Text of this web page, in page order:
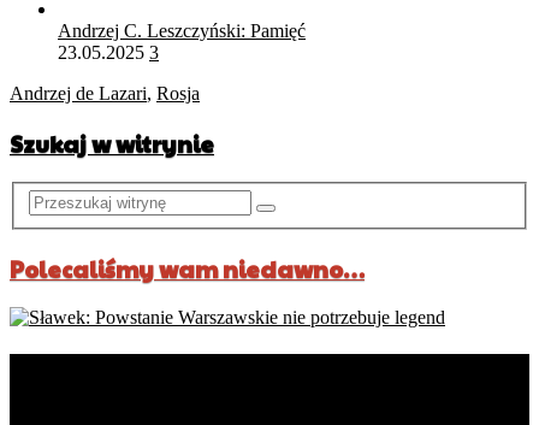
Andrzej C. Leszczyński: Pamięć
23.05.2025 3
Andrzej de Lazari, Rosja
Szukaj w witrynie
Polecaliśmy wam niedawno…